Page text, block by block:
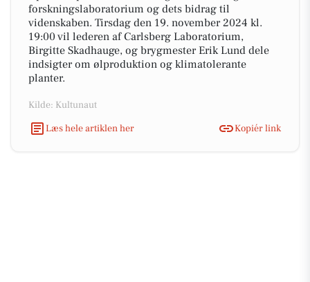
forskningslaboratorium og dets bidrag til
videnskaben. Tirsdag den 19. november 2024 kl.
19:00 vil lederen af Carlsberg Laboratorium,
Birgitte Skadhauge, og brygmester Erik Lund dele
indsigter om ølproduktion og klimatolerante
planter.
Kilde: Kultunaut
Læs hele artiklen her
Kopiér link